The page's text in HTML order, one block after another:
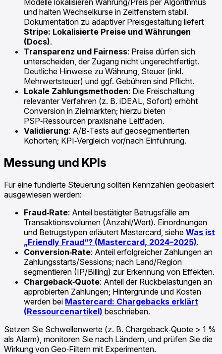
Modelle lokalisieren Währung/Preis per Algorithmus
und halten Wechselkurse in Zeitfenstern stabil.
Dokumentation zu adaptiver Preisgestaltung liefert
Stripe: Lokalisierte Preise und Währungen
(Docs).
Transparenz und Fairness: Preise dürfen sich
unterscheiden, der Zugang nicht ungerechtfertigt.
Deutliche Hinweise zu Währung, Steuer (inkl.
Mehrwertsteuer) und ggf. Gebühren sind Pflicht.
Lokale Zahlungsmethoden: Die Freischaltung
relevanter Verfahren (z. B. iDEAL, Sofort) erhöht
Conversion in Zielmärkten; hierzu bieten
PSP‑Ressourcen praxisnahe Leitfäden.
Validierung: A/B‑Tests auf geosegmentierten
Kohorten; KPI‑Vergleich vor/nach Einführung.
Messung und KPIs
Für eine fundierte Steuerung sollten Kennzahlen geobasiert
ausgewiesen werden:
Fraud‑Rate: Anteil bestätigter Betrugsfälle am
Transaktionsvolumen (Anzahl/Wert). Einordnungen
und Betrugstypen erläutert Mastercard, siehe Was ist
„Friendly Fraud“? (Mastercard, 2024–2025).
Conversion‑Rate: Anteil erfolgreicher Zahlungen an
Zahlungsstarts/Sessions; nach Land/Region
segmentieren (IP/Billing) zur Erkennung von Effekten.
Chargeback‑Quote: Anteil der Rückbelastungen an
approbierten Zahlungen; Hintergründe und Kosten
werden bei Mastercard: Chargebacks erklärt
(Ressourcenartikel) beschrieben.
Setzen Sie Schwellenwerte (z. B. Chargeback‑Quote > 1 %
als Alarm), monitoren Sie nach Ländern, und prüfen Sie die
Wirkung von Geo‑Filtern mit Experimenten.